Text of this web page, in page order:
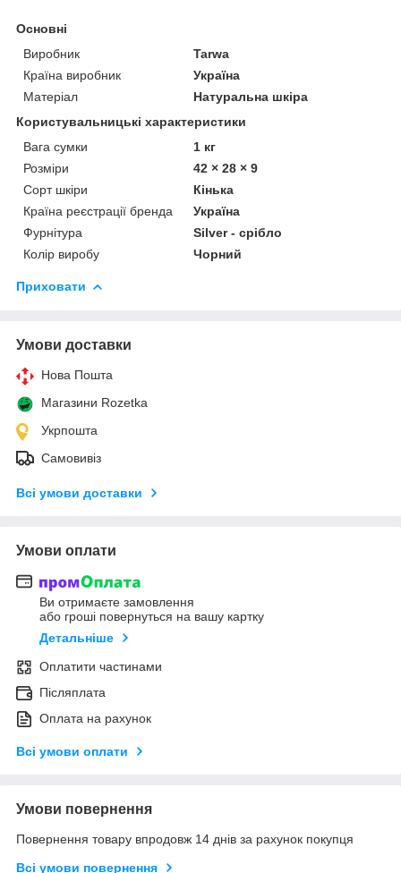
Основні
Виробник
Tarwa
Країна виробник
Україна
Матеріал
Натуральна шкіра
Користувальницькі характеристики
Вага сумки
1 кг
Розміри
42 × 28 × 9
Сорт шкіри
Кінька
Країна реєстрації бренда
Україна
Фурнітура
Silver - срібло
Колір виробу
Чорний
Приховати
Умови доставки
Нова Пошта
Магазини Rozetka
Укрпошта
Самовивіз
Всі умови доставки
Умови оплати
Ви отримаєте замовлення
або гроші повернуться на вашу картку
Детальніше
Оплатити частинами
Післяплата
Оплата на рахунок
Всі умови оплати
Умови повернення
Повернення товару впродовж 14 днів за рахунок покупця
Всі умови повернення